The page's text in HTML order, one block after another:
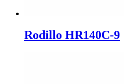
Rodillo HR140C-9